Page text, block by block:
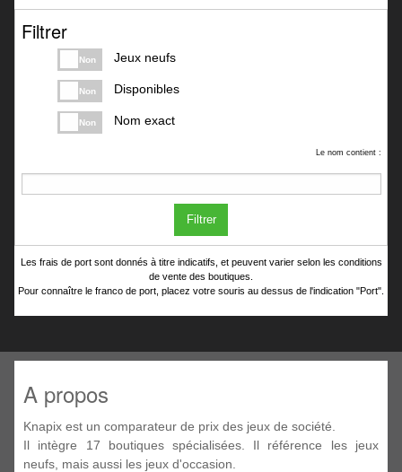
Filtrer
Non Jeux neufs
Non Disponibles
Non Nom exact
Le nom contient :
Filtrer
Les frais de port sont donnés à titre indicatifs, et peuvent varier selon les conditions
de vente des boutiques.
Pour connaître le franco de port, placez votre souris au dessus de l'indication "Port".
A propos
Knapix est un comparateur de prix des jeux de société.
Il intègre 17 boutiques spécialisées. Il référence les jeux
neufs, mais aussi les jeux d'occasion.